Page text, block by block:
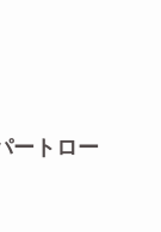
ートロー